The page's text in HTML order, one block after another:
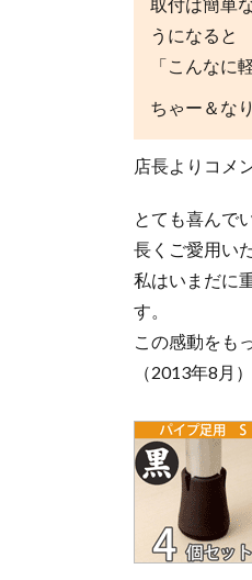
うになると
「こんなに
ちゃー＆な
店長よりコメ
とても喜んで
長くご愛用い
私はいまだに
す。
この感動をも
（2013年8月）